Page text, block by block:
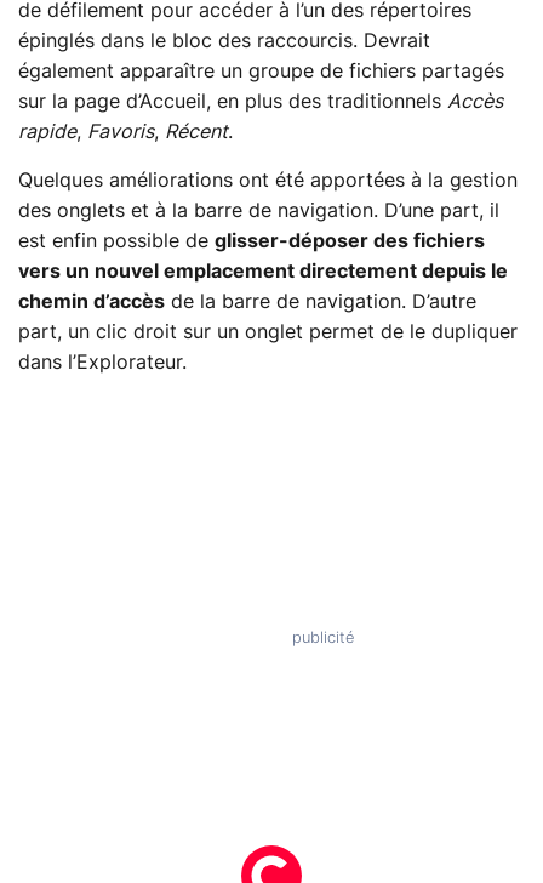
de défilement pour accéder à l’un des répertoires
épinglés dans le bloc des raccourcis. Devrait
également apparaître un groupe de fichiers partagés
sur la page d’Accueil, en plus des traditionnels Accès
rapide, Favoris, Récent.
Quelques améliorations ont été apportées à la gestion
des onglets et à la barre de navigation. D’une part, il
est enfin possible de glisser-déposer des fichiers
vers un nouvel emplacement directement depuis le
chemin d’accès de la barre de navigation. D’autre
part, un clic droit sur un onglet permet de le dupliquer
dans l’Explorateur.